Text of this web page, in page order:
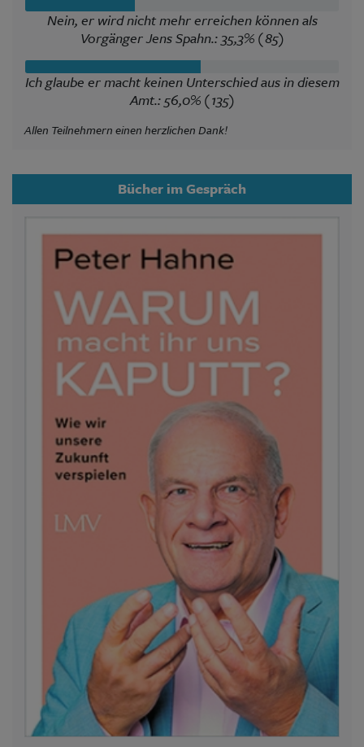
Nein, er wird nicht mehr erreichen können als
Vorgänger Jens Spahn.: 35,3% (85)
Ich glaube er macht keinen Unterschied aus in diesem
Amt.: 56,0% (135)
Allen Teilnehmern einen herzlichen Dank!
Bücher im Gespräch